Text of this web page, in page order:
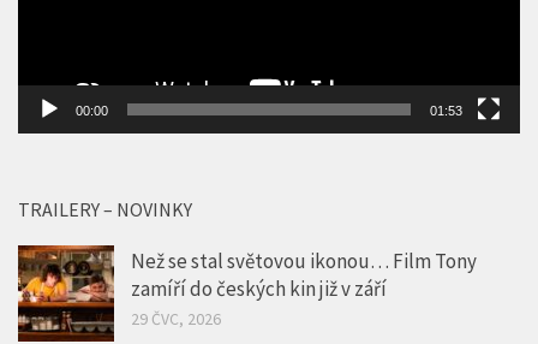
00:00 01:53
TRAILERY – NOVINKY
Než se stal světovou ikonou… Film Tony
zamíří do českých kin již v září
29 ČVC, 2026